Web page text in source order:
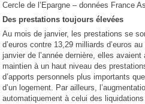
Cercle de l’Epargne – données France
Des prestations toujours élevées
Au mois de janvier, les prestations se
d’euros contre 13,29 milliards d’euros
janvier de l’année dernière, elles
maintien à un haut niveau des
d’apports personnels plus importants
d’un logement. Par ailleurs,
automatiquement à celui des